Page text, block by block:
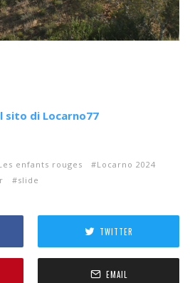
sito di Locarno77
enfants rouges
Locarno 2024
slide
TWITTER
EMAIL